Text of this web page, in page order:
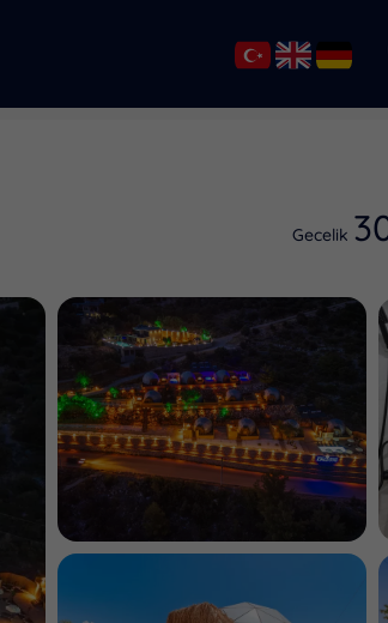
Gecelik